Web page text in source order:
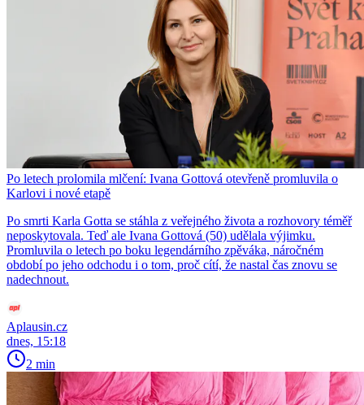
Po letech prolomila mlčení: Ivana Gottová otevřeně promluvila o
Karlovi i nové etapě
Po smrti Karla Gotta se stáhla z veřejného života a rozhovory téměř
neposkytovala. Teď ale Ivana Gottová (50) udělala výjimku.
Promluvila o letech po boku legendárního zpěváka, náročném
období po jeho odchodu i o tom, proč cítí, že nastal čas znovu se
nadechnout.
Aplausin.cz
dnes, 15:18
2 min